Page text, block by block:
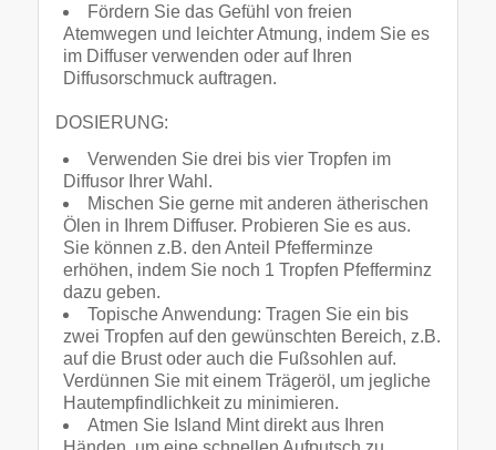
Fördern Sie das Gefühl von freien
Atemwegen und leichter Atmung, indem Sie es
im Diffuser verwenden oder auf Ihren
Diffusorschmuck auftragen.
DOSIERUNG:
Verwenden Sie drei bis vier Tropfen im
Diffusor Ihrer Wahl.
Mischen Sie gerne mit anderen ätherischen
Ölen in Ihrem Diffuser. Probieren Sie es aus.
Sie können z.B. den Anteil Pfefferminze
erhöhen, indem Sie noch 1 Tropfen Pfefferminz
dazu geben.
Topische Anwendung: Tragen Sie ein bis
zwei Tropfen auf den gewünschten Bereich, z.B.
auf die Brust oder auch die Fußsohlen auf.
Verdünnen Sie mit einem Trägeröl, um jegliche
Hautempfindlichkeit zu minimieren.
Atmen Sie Island Mint direkt aus Ihren